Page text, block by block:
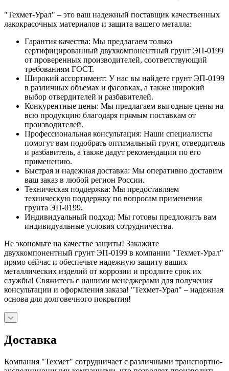
"Техмет-Урал" – это ваш надежный поставщик качественных
лакокрасочных материалов и защита вашего металла:
Гарантия качества: Мы предлагаем только
сертифицированный двухкомпонентный грунт ЭП-0199
от проверенных производителей, соответствующий
требованиям ГОСТ.
Широкий ассортимент: У нас вы найдете грунт ЭП-0199
в различных объемах и фасовках, а также широкий
выбор отвердителей и разбавителей.
Конкурентные цены: Мы предлагаем выгодные цены на
всю продукцию благодаря прямым поставкам от
производителей.
Профессиональная консультация: Наши специалисты
помогут вам подобрать оптимальный грунт, отвердитель
и разбавитель, а также дадут рекомендации по его
применению.
Быстрая и надежная доставка: Мы оперативно доставим
ваш заказ в любой регион России.
Техническая поддержка: Мы предоставляем
техническую поддержку по вопросам применения
грунта ЭП-0199.
Индивидуальный подход: Мы готовы предложить вам
индивидуальные условия сотрудничества.
Не экономьте на качестве защиты! Закажите
двухкомпонентный грунт ЭП-0199 в компании "Техмет-Урал"
прямо сейчас и обеспечьте надежную защиту ваших
металлических изделий от коррозии и продлите срок их
службы! Свяжитесь с нашими менеджерами для получения
консультации и оформления заказа! "Техмет-Урал" – надежная
основа для долговечного покрытия!
Доставка
Компания "Техмет" сотрудничает с различными транспортно-